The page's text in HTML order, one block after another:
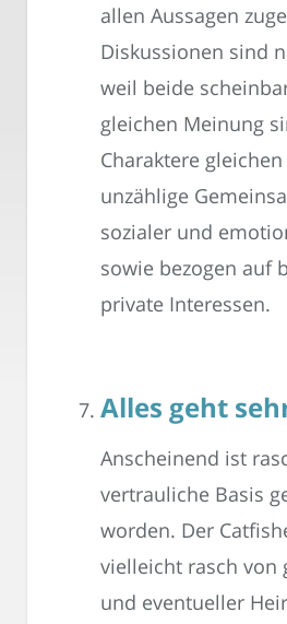
allen Aussagen
Diskussionen sind
weil beide
gleichen Meinung
Charaktere
unzählige
sozialer und
sowie bezogen auf
private Interessen.
Alles geht
Anscheinend ist
vertrauliche Basis
worden. Der
vielleicht rasch von
und eventueller